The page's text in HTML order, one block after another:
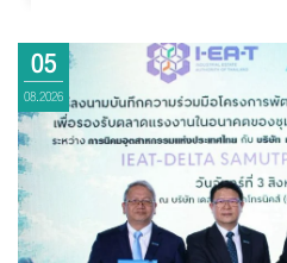
05
08.2026